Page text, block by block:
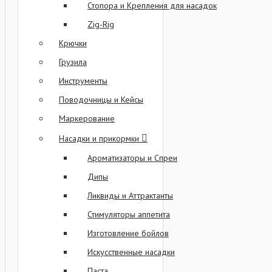
Стопора и Крепления для насадок
Zig-Rig
Крючки
Грузила
Инструменты
Поводочницы и Кейсы
Маркерование
Насадки и прикормки
Ароматизаторы и Спреи
Дипы
Ликвиды и Аттрактанты
Стимуляторы аппетита
Изготовление бойлов
Искусственные насадки